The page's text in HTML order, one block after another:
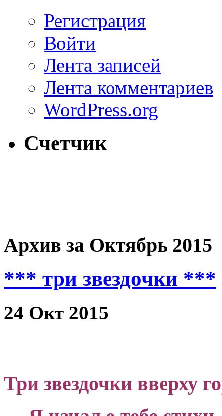
Регистрация
Войти
Лента записей
Лента комментариев
WordPress.org
Счетчик
Архив за Октябрь 2015
*** три звездочки ***
24 Окт 2015
Три звездочки вверху